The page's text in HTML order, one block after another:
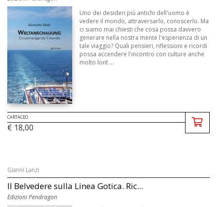
Uno dei desideri più antichi dell'uomo è
vedere il mondo, attraversarlo, conoscerlo. Ma
ci siamo mai chiesti che cosa possa davvero
generare nella nostra mente l'esperienza di un
tale viaggio? Quali pensieri, riflessioni e ricordi
possa accendere l'incontro con culture anche
molto lont ...
CARTACEO
€ 18,00
Gianni Lanzi
Il Belvedere sulla Linea Gotica. Ric...
Edizioni Pendragon